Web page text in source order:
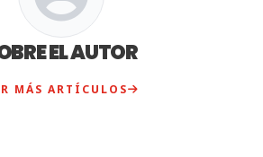
EL AUTOR
MÁS ARTÍCULOS